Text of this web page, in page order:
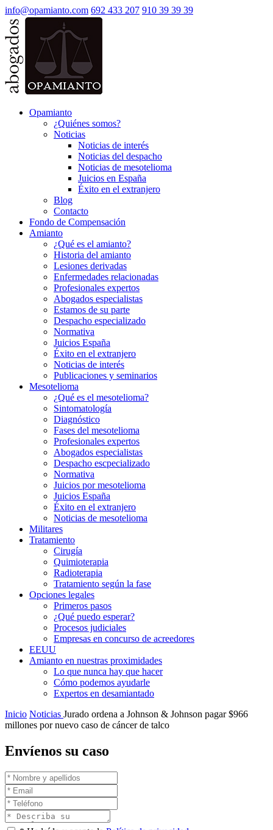
info@opamianto.com 692 433 207 910 39 39 39
Opamianto
¿Quiénes somos?
Noticias
Noticias de interés
Noticias del despacho
Noticias de mesotelioma
Juicios en España
Éxito en el extranjero
Blog
Contacto
Fondo de Compensación
Amianto
¿Qué es el amianto?
Historia del amianto
Lesiones derivadas
Enfermedades relacionadas
Profesionales expertos
Abogados especialistas
Estamos de su parte
Despacho especializado
Normativa
Juicios España
Éxito en el extranjero
Noticias de interés
Publicaciones y seminarios
Mesotelioma
¿Qué es el mesotelioma?
Sintomatología
Diagnóstico
Fases del mesotelioma
Profesionales expertos
Abogados especialistas
Despacho escpecializado
Normativa
Juicios por mesotelioma
Juicios España
Éxito en el extranjero
Noticias de mesotelioma
Militares
Tratamiento
Cirugía
Quimioterapia
Radioterapia
Tratamiento según la fase
Opciones legales
Primeros pasos
¿Qué puedo esperar?
Procesos judiciales
Empresas en concurso de acreedores
EEUU
Amianto en nuestras proximidades
Lo que nunca hay que hacer
Cómo podemos ayudarle
Expertos en desamiantado
Inicio Noticias Jurado ordena a Johnson & Johnson pagar $966
millones por nuevo caso de cáncer de talco
Envíenos su caso